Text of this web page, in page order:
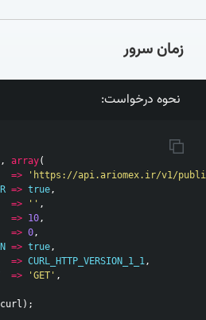
زمان سرور
نحوه درخواست:
, array(
=>
'https://api.ariomex.ir/v1/
=> true ,
=> '' ,
=> 10 ,
=> 0 ,
=> true ,
=> CURL_HTTP_VERSION_1_1 ,
=> 'GET' ,
);